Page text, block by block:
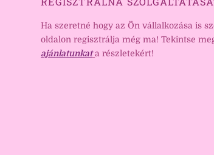
Ha szeretné hogy az Ön vállalkozása is
oldalon regisztrálja még ma! Tekintse
ajánlatunkat a részletekért!